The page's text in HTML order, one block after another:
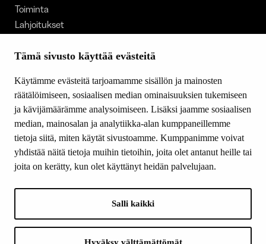
Tämä sivusto käyttää evästeitä
Käytämme evästeitä tarjoamamme sisällön ja mainosten
räätälöimiseen, sosiaalisen median ominaisuuksien tukemiseen
ja kävijämäärämme analysoimiseen. Lisäksi jaamme sosiaalisen
median, mainosalan ja analytiikka-alan kumppaneillemme
tietoja siitä, miten käytät sivustoamme. Kumppanimme voivat
yhdistää näitä tietoja muihin tietoihin, joita olet antanut heille tai
joita on kerätty, kun olet käyttänyt heidän palvelujaan.
Salli kaikki
Toiminta
Lahjoitukset
Ajankohtaista
Yhteystiedot
SEURAA MEITÄ
Facebook
Instagram
LinkedIn